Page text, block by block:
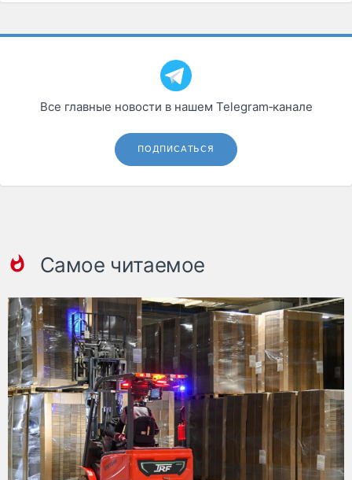
Все главные новости в нашем Telegram‑канале
ПОДПИСАТЬСЯ
Самое читаемое